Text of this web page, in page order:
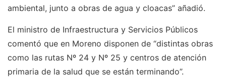
ambiental, junto a obras de agua y cloacas” añadió.
El ministro de Infraestructura y Servicios Públicos
comentó que en Moreno disponen de “distintas obras
como las rutas Nº 24 y Nº 25 y centros de atención
primaria de la salud que se están terminando”.